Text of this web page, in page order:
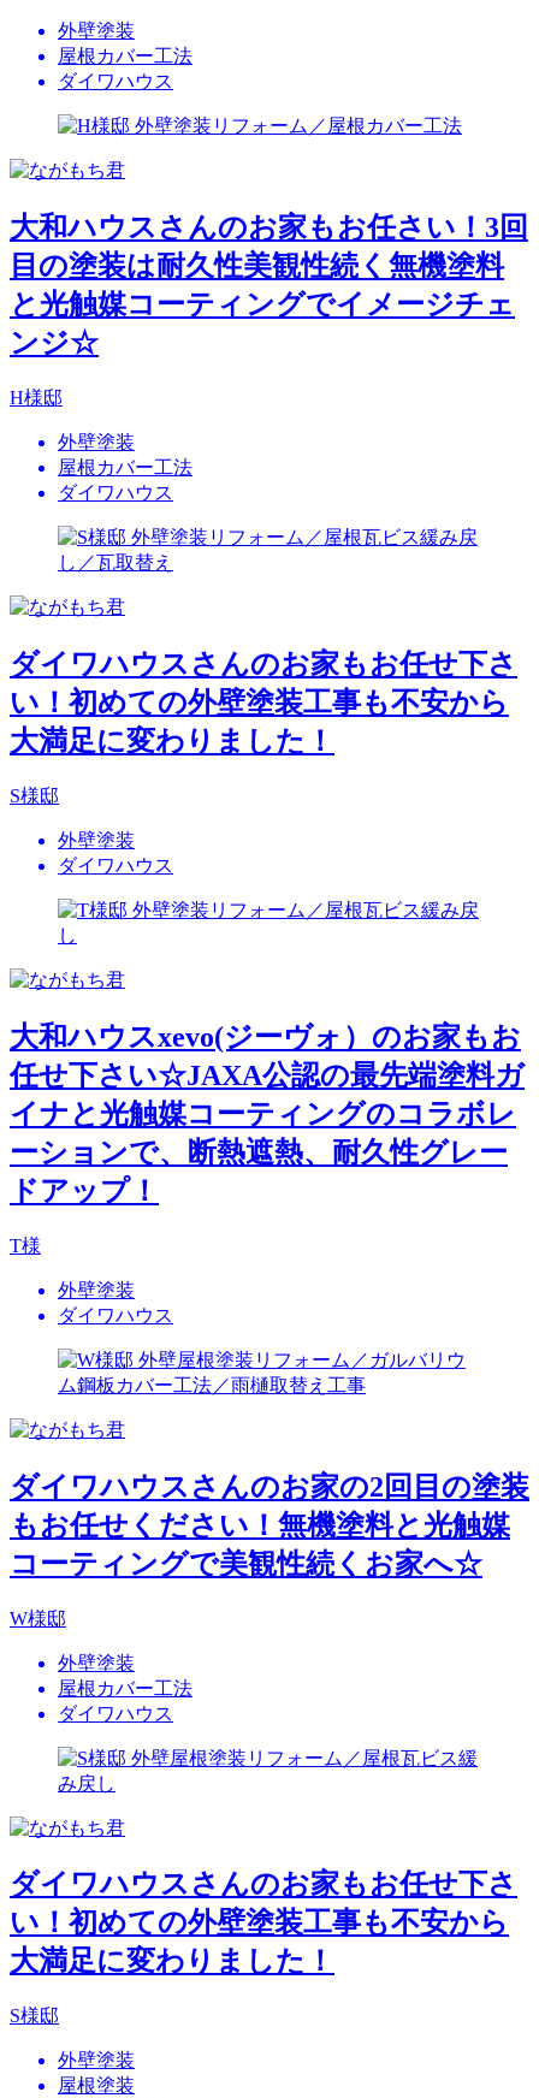
外壁塗装
屋根カバー工法
ダイワハウス
大和ハウスさんのお家もお任さい！3回
目の塗装は耐久性美観性続く無機塗料
と光触媒コーティングでイメージチェ
ンジ☆
H様邸
外壁塗装
屋根カバー工法
ダイワハウス
ダイワハウスさんのお家もお任せ下さ
い！初めての外壁塗装工事も不安から
大満足に変わりました！
S様邸
外壁塗装
ダイワハウス
大和ハウスxevo(ジーヴォ）のお家もお
任せ下さい☆JAXA公認の最先端塗料ガ
イナと光触媒コーティングのコラボレ
ーションで、断熱遮熱、耐久性グレー
ドアップ！
T様
外壁塗装
ダイワハウス
ダイワハウスさんのお家の2回目の塗装
もお任せください！無機塗料と光触媒
コーティングで美観性続くお家へ☆
W様邸
外壁塗装
屋根カバー工法
ダイワハウス
ダイワハウスさんのお家もお任せ下さ
い！初めての外壁塗装工事も不安から
大満足に変わりました！
S様邸
外壁塗装
屋根塗装